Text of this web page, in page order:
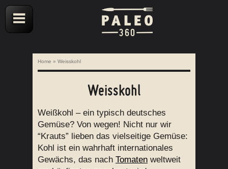
Home » Weisskohl
Weisskohl
Weißkohl – ein typisch deutsches
Gemüse? Von wegen! Nicht nur wir
“Krauts” lieben das vielseitige Gemüse:
Kohl ist ein wahrhaft internationales
Gewächs, das nach Tomaten weltweit